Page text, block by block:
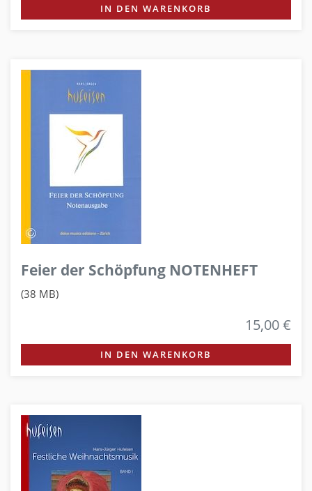
IN DEN WARENKORB
Feier der Schöpfung NOTENHEFT
(38 MB)
15,00 €
IN DEN WARENKORB